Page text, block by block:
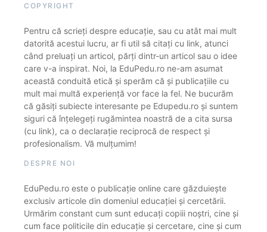
COPYRIGHT
Pentru că scrieți despre educație, sau cu atât mai mult
datorită acestui lucru, ar fi util să citați cu link, atunci
când preluați un articol, părți dintr-un articol sau o idee
care v-a inspirat. Noi, la EduPedu.ro ne-am asumat
această conduită etică și sperăm că și publicațiile cu
mult mai multă experiență vor face la fel. Ne bucurăm
că găsiți subiecte interesante pe Edupedu.ro și suntem
siguri că înțelegeți rugămintea noastră de a cita sursa
(cu link), ca o declarație reciprocă de respect și
profesionalism. Vă mulțumim!
DESPRE NOI
EduPedu.ro este o publicație online care găzduiește
exclusiv articole din domeniul educației și cercetării.
Urmărim constant cum sunt educați copiii noștri, cine și
cum face politicile din educație și cercetare, cine și cum